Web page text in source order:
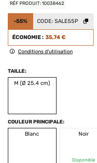
RÉF PRODUIT: 10038462
-55% CODE: SALE55P
ÉCONOMIE : 35,74 €
Conditions d'utilisation
TAILLE:
M (Ø 25,4 cm)
COULEUR PRINCIPALE:
Blanc
Noir
Disponible